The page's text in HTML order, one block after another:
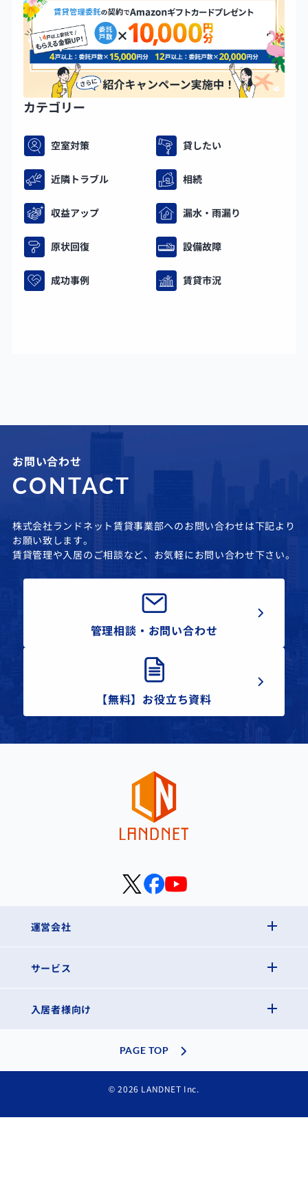
カテゴリー
空室対策 貸したい
近隣トラブル 相続
収益アップ 漏水・雨漏り
原状回復 設備故障
成功事例 賃貸市況
お問い合わせ
CONTACT
株式会社ランドネット賃貸事業部へのお問い合わせは下記より
お願い致します。
賃貸管理や入居のご相談など、お気軽にお問い合わせ下さい。
管理相談・お問い合わせ
【無料】お役立ち資料
運営会社
サービス
入居者様向け
PAGE TOP
© 2026 LANDNET Inc.